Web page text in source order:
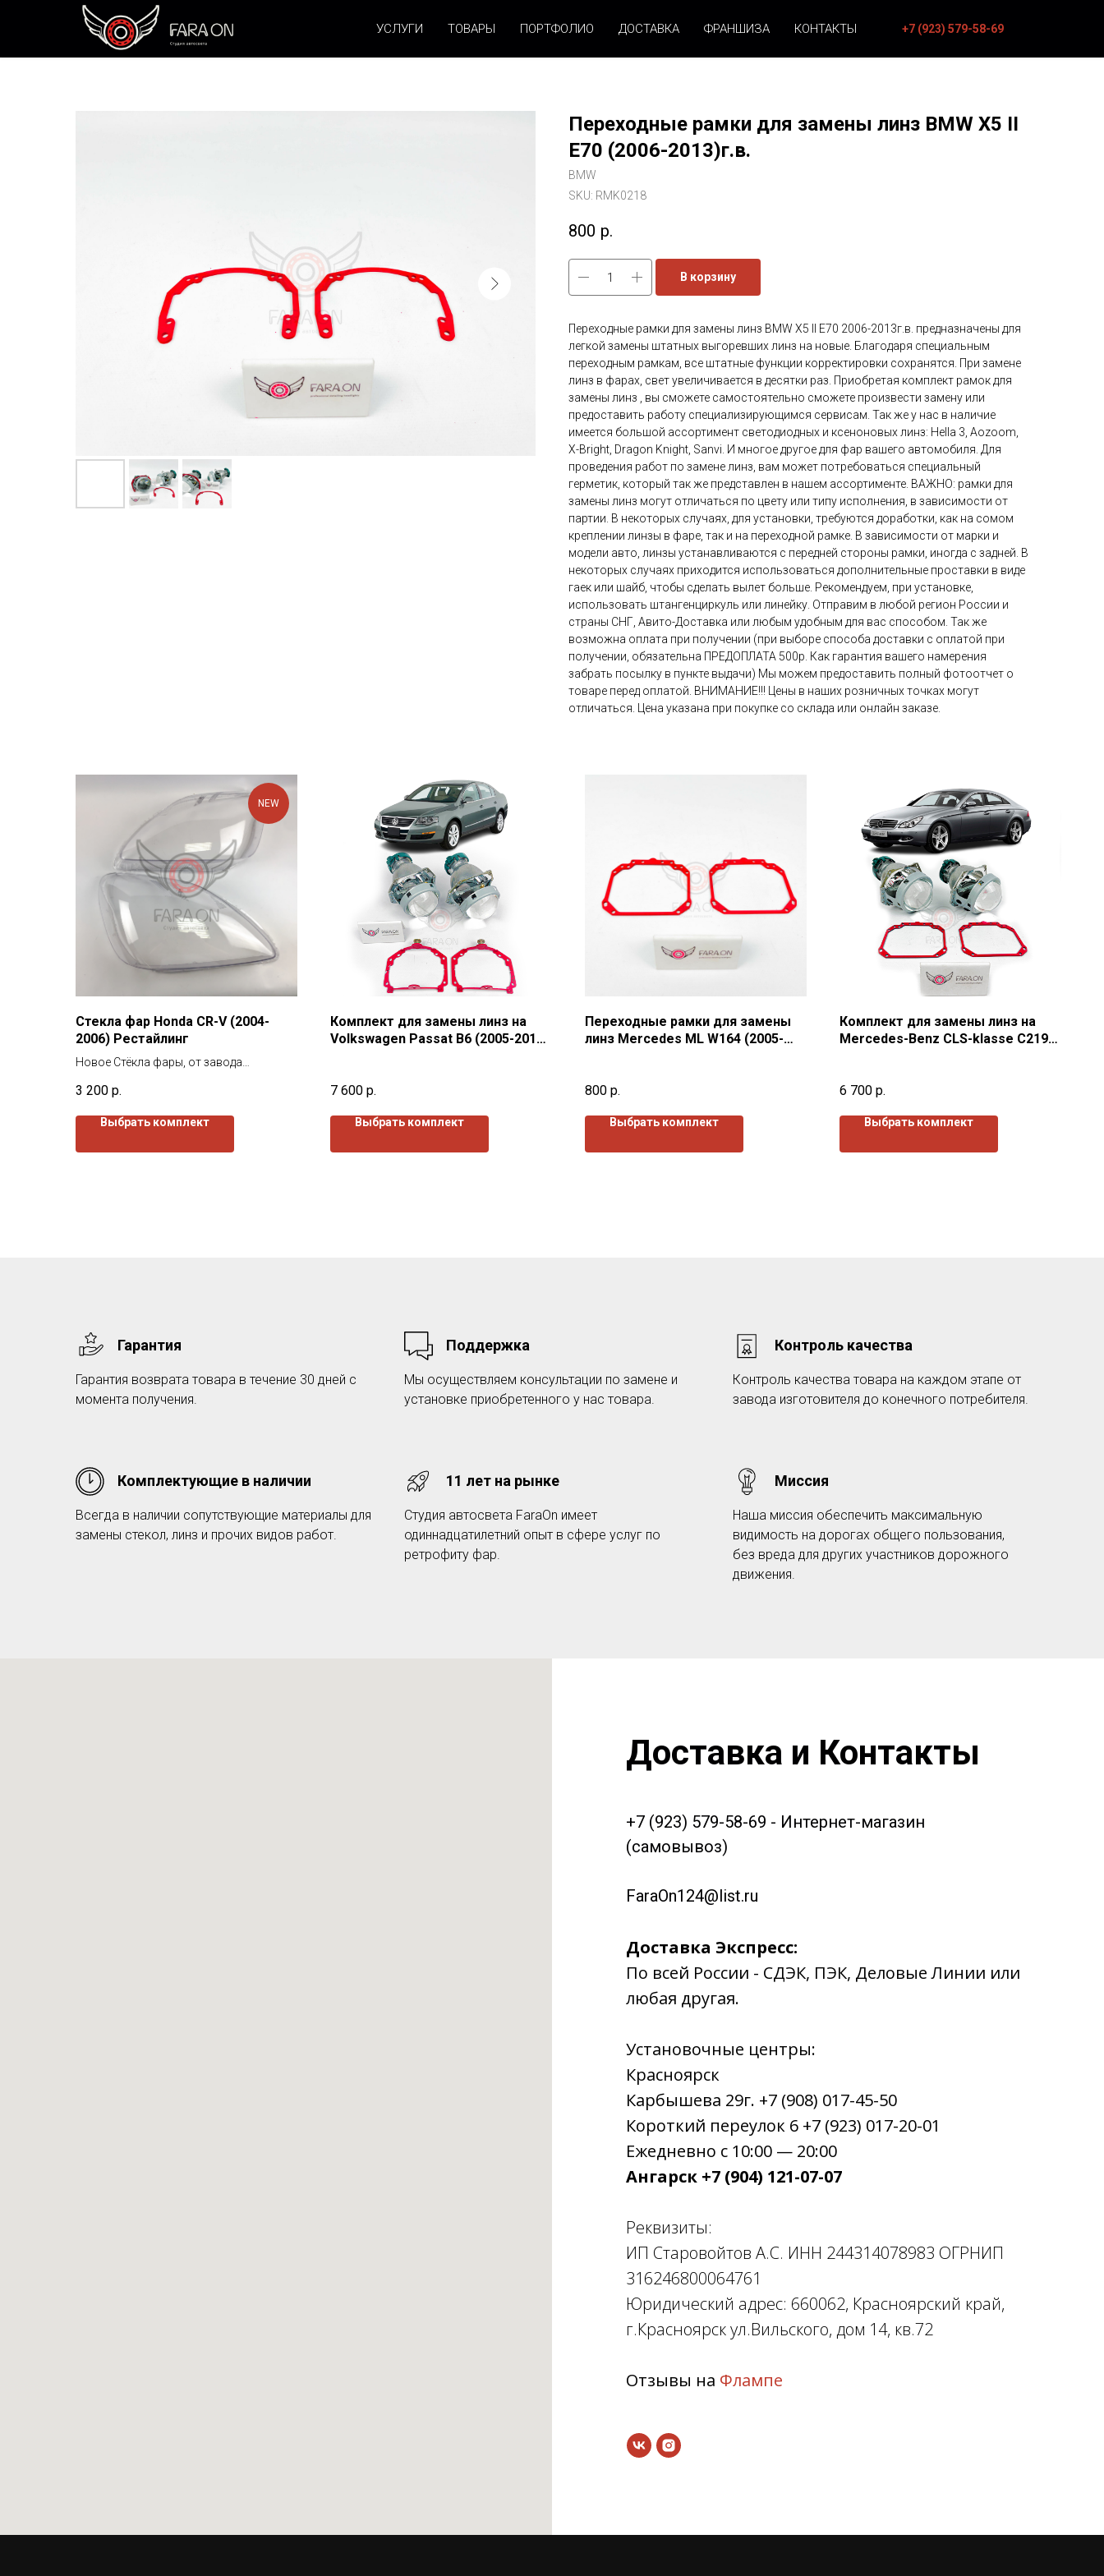
УСЛУГИ ТОВАРЫ ПОРТФОЛИО ДОСТАВКА ФРАНШИЗА КОНТАКТЫ +7 (923) 579-58-69
Переходные рамки для замены линз BMW Х5 II
Е70 (2006-2013)г.в.
BMW
SKU: RMK0218
800 р.
В корзину
Переходные рамки для замены линз BMW Х5 II Е70 2006-2013г.в. предназначены для
легкой замены штатных выгоревших линз на новые. Благодаря специальным
переходным рамкам, все штатные функции корректировки сохранятся. При замене
линз в фарах, свет увеличивается в десятки раз. Приобретая комплект рамок для
замены линз , вы сможете самостоятельно сможете произвести замену или
предоставить работу специализирующимся сервисам. Так же у нас в наличие
имеется большой ассортимент светодиодных и ксеноновых линз: Hella 3, Aozoom,
X-Bright, Dragon Knight, Sanvi. И многое другое для фар вашего автомобиля. Для
проведения работ по замене линз, вам может потребоваться специальный
герметик, который так же представлен в нашем ассортименте. ВАЖНО: рамки для
замены линз могут отличаться по цвету или типу исполнения, в зависимости от
партии. В некоторых случаях, для установки, требуются доработки, как на сомом
креплении линзы в фаре, так и на переходной рамке. В зависимости от марки и
модели авто, линзы устанавливаются с передней стороны рамки, иногда с задней. В
некоторых случаях приходится использоваться дополнительные проставки в виде
гаек или шайб, чтобы сделать вылет больше. Рекомендуем, при установке,
использовать штангенциркуль или линейку. Отправим в любой регион России и
страны СНГ, Авито-Доставка или любым удобным для вас способом. Так же
возможна оплата при получении (при выборе способа доставки с оплатой при
получении, обязательна ПРЕДОПЛАТА 500р. Как гарантия вашего намерения
забрать посылку в пункте выдачи) Мы можем предоставить полный фотоотчет о
товаре перед оплатой. ВНИМАНИЕ!!! Цены в наших розничных точках могут
отличаться. Цена указана при покупке со склада или онлайн заказе.
NEW
Стекла фар Honda CR-V (2004-
2006) Рестайлинг
Новое Стёкла фары, от завода
защитным лаком как с наружи так и
изнутри.
3 200 р.
Выбрать комплект
Комплект для замены линз на
Volkswagen Passat B6 (2005-2010)
7 600 р.
Выбрать комплект
Переходные рамки для замены
линз Mercedes ML W164 (2005-
800 р.
Выбрать комплект
Комплект для замены линз на
Mercedes-Benz CLS-klasse C219
6 700 р.
Выбрать комплект
Гарантия
Гарантия возврата товара в течение 30 дней с
момента получения.
Поддержка
Мы осуществляем консультации по замене и
установке приобретенного у нас товара.
Контроль качества
Контроль качества товара на каждом этапе от
завода изготовителя до конечного потребителя.
Комплектующие в наличии
Всегда в наличии сопутствующие материалы для
замены стекол, линз и прочих видов работ.
11 лет на рынке
Студия автосвета FaraOn имеет
одиннадцатилетний опыт в сфере услуг по
ретрофиту фар.
Миссия
Наша миссия обеспечить максимальную
видимость на дорогах общего пользования,
без вреда для других участников дорожного
движения.
Доставка и Контакты
+7 (923) 579-58-69 - Интернет-магазин
(самовывоз)
FaraOn124@list.ru
Доставка Экспресс:
По всей России - СДЭК, ПЭК, Деловые Линии или
любая другая.
Установочные центры:
Красноярск
Карбышева 29г. +7 (908) 017-45-50
Короткий переулок 6 +7 (923) 017-20-01
Ежедневно с 10:00 — 20:00
Ангарск +7 (904) 121-07-07
Реквизиты:
ИП Старовойтов А.С. ИНН 244314078983 ОГРНИП
316246800064761
Юридический адрес: 660062, Красноярский край,
г.Красноярск ул.Вильского, дом 14, кв.72
Отзывы на Флампе